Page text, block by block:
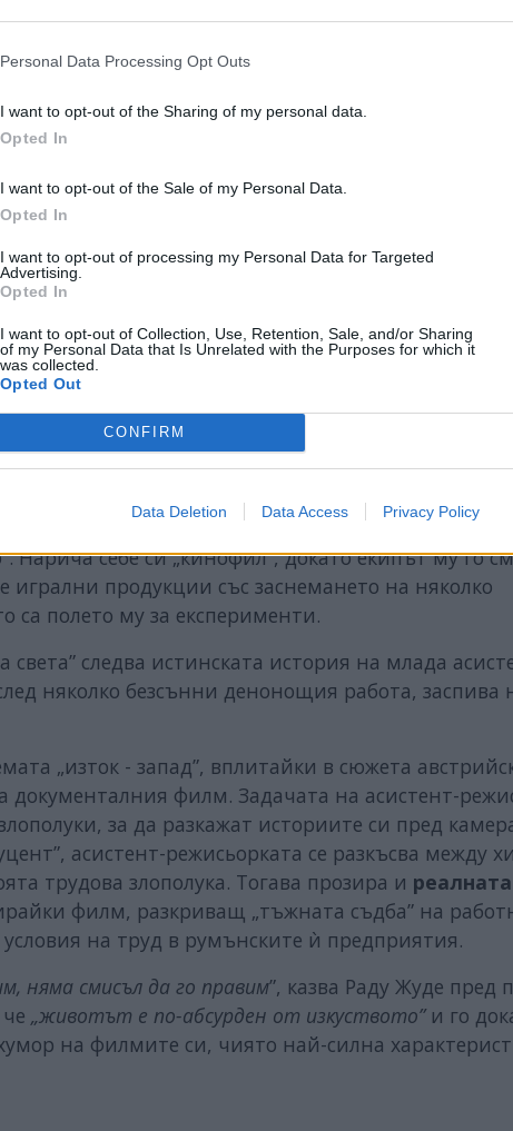
Personal Data Processing Opt Outs
I want to opt-out of the Sharing of my personal data.
Opted In
I want to opt-out of the Sale of my Personal Data.
Opted In
I want to opt-out of processing my Personal Data for Targeted
Advertising.
Opted In
I want to opt-out of Collection, Use, Retention, Sale, and/or Sharing
of my Personal Data that Is Unrelated with the Purposes for which it
was collected.
Opted Out
CONFIRM
Data Deletion Data Access Privacy Policy
през 2021 г. спечели „Златната мечка” на
себе си „кинофил”, докато екипът му го
игрални продукции със заснемането на няколко
са полето му за експерименти.
следва истинската история на млада
няколко безсънни денонощия работа, заспива
„изток - запад”, вплитайки в сюжета
филм. Задачата на асистент-
за да разкажат историите си пред
асистент-режисьорката се разкъсва между
трудова злополука. Тогава прозира и
филм, разкриващ „тъжната съдба” на
на труд в румънските ѝ предприятия.
няма смисъл да го правим”, казва Раду Жуде пред
„животът е по-абсурден от изкуството”и го
на филмите си, чиято най-силна